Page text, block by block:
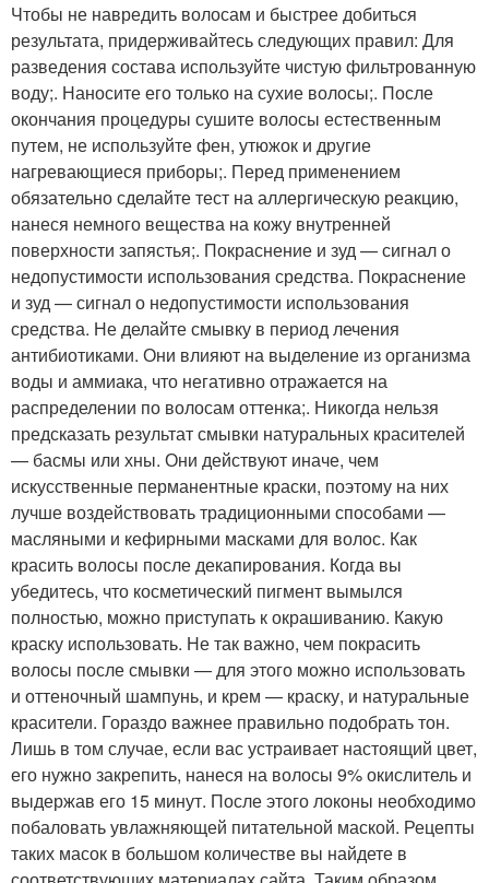
Чтобы не навредить волосам и быстрее добиться
результата, придерживайтесь следующих правил: Для
разведения состава используйте чистую фильтрованную
воду;. Наносите его только на сухие волосы;. После
окончания процедуры сушите волосы естественным
путем, не используйте фен, утюжок и другие
нагревающиеся приборы;. Перед применением
обязательно сделайте тест на аллергическую реакцию,
нанеся немного вещества на кожу внутренней
поверхности запястья;. Покраснение и зуд — сигнал о
недопустимости использования средства. Покраснение
и зуд — сигнал о недопустимости использования
средства. Не делайте смывку в период лечения
антибиотиками. Они влияют на выделение из организма
воды и аммиака, что негативно отражается на
распределении по волосам оттенка;. Никогда нельзя
предсказать результат смывки натуральных красителей
— басмы или хны. Они действуют иначе, чем
искусственные перманентные краски, поэтому на них
лучше воздействовать традиционными способами —
масляными и кефирными масками для волос. Как
красить волосы после декапирования. Когда вы
убедитесь, что косметический пигмент вымылся
полностью, можно приступать к окрашиванию. Какую
краску использовать. Не так важно, чем покрасить
волосы после смывки — для этого можно использовать
и оттеночный шампунь, и крем — краску, и натуральные
красители. Гораздо важнее правильно подобрать тон.
Лишь в том случае, если вас устраивает настоящий цвет,
его нужно закрепить, нанеся на волосы 9% окислитель и
выдержав его 15 минут. После этого локоны необходимо
побаловать увлажняющей питательной маской. Рецепты
таких масок в большом количестве вы найдете в